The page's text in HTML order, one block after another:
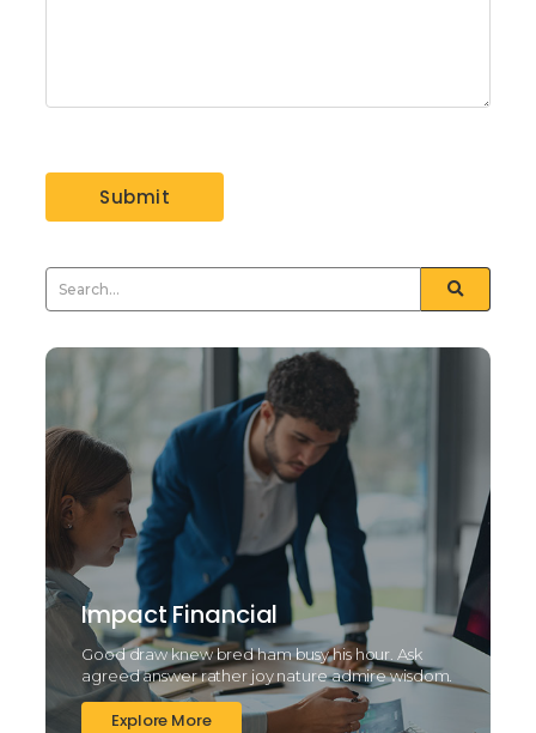
Impact Financial
Good draw knew bred ham busy his hour. Ask
agreed answer rather joy nature admire wisdom.
Explore More